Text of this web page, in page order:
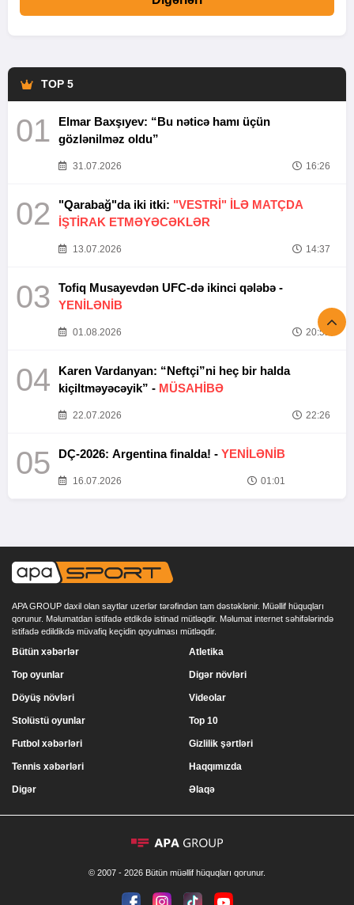
TOP 5
01
Elmar Baxşıyev: “Bu nəticə hamı üçün
gözlənilməz oldu”
31.07.2026 16:26
02 "Qarabağ"da iki itki: "VESTRİ" İLƏ MATÇDA
İŞTİRAK ETMƏYƏCƏKLƏR
13.07.2026 14:37
03
Tofiq Musayevdən UFC-də ikinci qələbə -
YENİLƏNİB
01.08.2026 20:52
04
Karen Vardanyan: “Neftçi”ni heç bir halda
kiçiltməyəcəyik” - MÜSAHİBƏ
22.07.2026 22:26
05 DÇ-2026: Argentina finalda! - YENİLƏNİB
16.07.2026 01:01
APA GROUP daxil olan saytlar uzerlər tərəfindən tam dəstəklənir. Müəllif hüquqları
qorunur. Məlumatdan istifadə etdikdə istinad mütləqdir. Məlumat internet səhifələrində
istifadə edildikdə müvafiq keçidin qoyulması mütləqdir.
Bütün xəbərlər
Top oyunlar
Döyüş növləri
Stolüstü oyunlar
Atletika
Digər növləri
Videolar
Top 10
Futbol xəbərləri
Tennis xəbərləri
Digər
Gizlilik şərtləri
Haqqımızda
Əlaqə
© 2007 - 2026 Bütün müəllif hüquqları qorunur.